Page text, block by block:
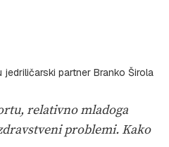
partner Branko Širola
relativno mladoga
problemi. Kako